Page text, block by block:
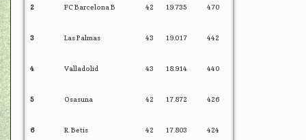
2 FC Barcelona B 42 19.735 470
3 Las Palmas 43 19.017 442
4 Valladolid 43 18.914 440
5 Osasuna 42 17.872 426
6 R. Betis 42 17.803 424